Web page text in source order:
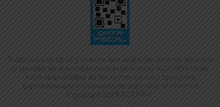
Todos los logotipos y marcas que aparecen en este sitio son
propiedad de sus respectivos propietarios. ACAPPH no se
hace responsable de los comentarios u opiniones
expresadas por los usuarios de este sitio, el resto es
Copyright 2019 ACAPPH.